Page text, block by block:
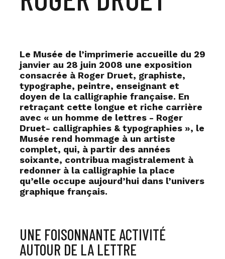
Le Musée de l’imprimerie accueille du 29
janvier au 28 juin 2008 une exposition
consacrée à Roger Druet, graphiste,
typographe, peintre, enseignant et
doyen de la calligraphie française. En
retraçant cette longue et riche carrière
avec « un homme de lettres - Roger
Druet- calligraphies & typographies », le
Musée rend hommage à un artiste
complet, qui, à partir des années
soixante, contribua magistralement à
redonner à la calligraphie la place
qu’elle occupe aujourd’hui dans l’univers
graphique français.
UNE FOISONNANTE ACTIVITÉ
AUTOUR DE LA LETTRE